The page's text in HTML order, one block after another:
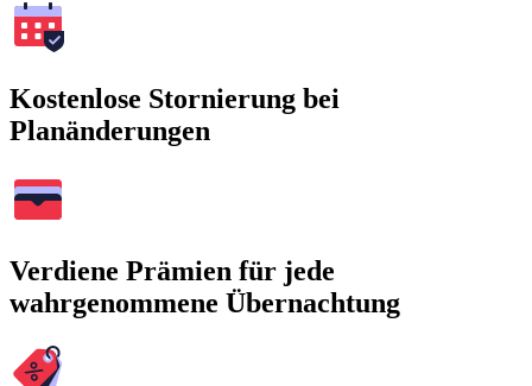
Kostenlose Stornierung bei
Planänderungen
Verdiene Prämien für jede
wahrgenommene Übernachtung